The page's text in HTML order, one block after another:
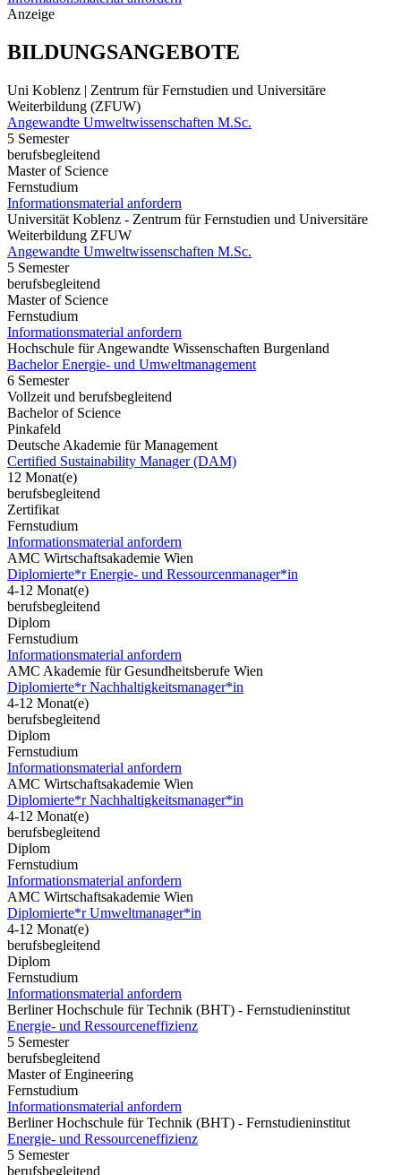
Anzeige
BILDUNGSANGEBOTE
Uni Koblenz | Zentrum für Fernstudien und Universitäre
Weiterbildung (ZFUW)
Angewandte Umweltwissenschaften M.Sc.
5 Semester
berufsbegleitend
Master of Science
Fernstudium
Informationsmaterial anfordern
Universität Koblenz - Zentrum für Fernstudien und Universitäre
Weiterbildung ZFUW
Angewandte Umweltwissenschaften M.Sc.
5 Semester
berufsbegleitend
Master of Science
Fernstudium
Informationsmaterial anfordern
Hochschule für Angewandte Wissenschaften Burgenland
Bachelor Energie- und Umweltmanagement
6 Semester
Vollzeit und berufsbegleitend
Bachelor of Science
Pinkafeld
Deutsche Akademie für Management
Certified Sustainability Manager (DAM)
12 Monat(e)
berufsbegleitend
Zertifikat
Fernstudium
Informationsmaterial anfordern
AMC Wirtschaftsakademie Wien
Diplomierte*r Energie- und Ressourcenmanager*in
4-12 Monat(e)
berufsbegleitend
Diplom
Fernstudium
Informationsmaterial anfordern
AMC Akademie für Gesundheitsberufe Wien
Diplomierte*r Nachhaltigkeitsmanager*in
4-12 Monat(e)
berufsbegleitend
Diplom
Fernstudium
Informationsmaterial anfordern
AMC Wirtschaftsakademie Wien
Diplomierte*r Nachhaltigkeitsmanager*in
4-12 Monat(e)
berufsbegleitend
Diplom
Fernstudium
Informationsmaterial anfordern
AMC Wirtschaftsakademie Wien
Diplomierte*r Umweltmanager*in
4-12 Monat(e)
berufsbegleitend
Diplom
Fernstudium
Informationsmaterial anfordern
Berliner Hochschule für Technik (BHT) - Fernstudieninstitut
Energie- und Ressourceneffizienz
5 Semester
berufsbegleitend
Master of Engineering
Fernstudium
Informationsmaterial anfordern
Berliner Hochschule für Technik (BHT) - Fernstudieninstitut
Energie- und Ressourceneffizienz
5 Semester
berufsbegleitend